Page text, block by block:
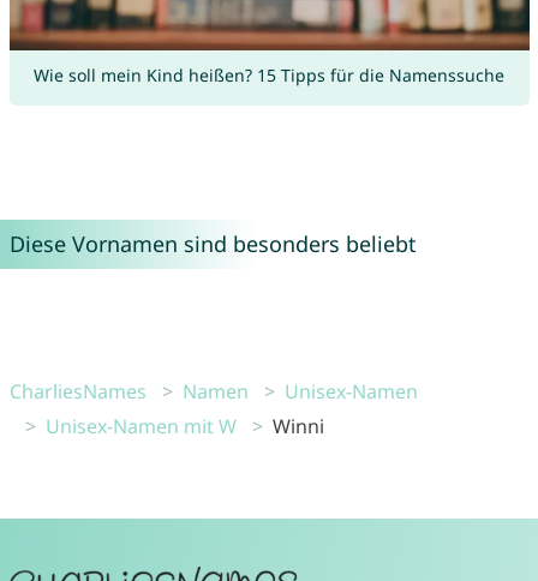
Wie soll mein Kind heißen? 15 Tipps für die Namenssuche
Diese Vornamen sind besonders beliebt
CharliesNames Namen
Unisex-Namen
Unisex-Namen mit W
Winni